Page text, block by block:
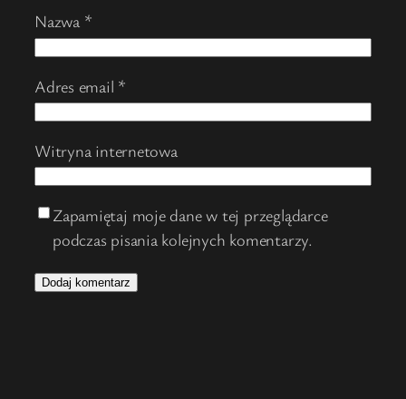
Nazwa *
Adres email *
Witryna internetowa
Zapamiętaj moje dane w tej przeglądarce
podczas pisania kolejnych komentarzy.